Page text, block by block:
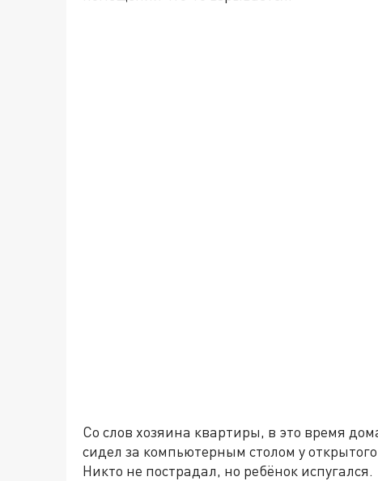
Со слов хозяина квартиры, в это время
сидел за компьютерным столом у
Никто не пострадал, но ребёнок испугался.